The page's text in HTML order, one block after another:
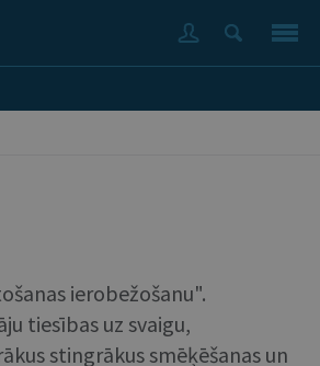
ierobežošanu".
tiesības uz svaigu,
stingrākus smēķēšanas un